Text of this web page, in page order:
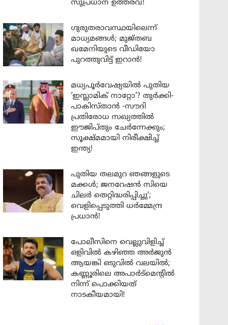
സുപ്രധാന ഉത്തരവ്!
ഗുരുതരാവസ്ഥയിലെന്ന്
മാധ്യമങ്ങൾ; മുജ്തബ
ഖമേനിയുടെ വീഡിയോ
പുറത്തുവിട്ട് ഇറാൻ!
മധ്യപൂർവേഷ്യയിൽ പുതിയ
‘ഇസ്ലാമിക് നാറ്റോ’? തുർക്കി-
പാകിസ്താൻ -സൗദി
പ്രതിരോധ സഖ്യത്തിൽ
ഈജിപ്തും ചേർന്നേക്കും;
സൂക്ഷ്മമായി നിരീക്ഷിച്ച്
ഇന്ത്യ!
പുതിയ തലമുറ ഞങ്ങളുടെ
മക്കൾ; ജനറേഷൻ സിയെ
ചിലർ തെറ്റിദ്ധരിപ്പിച്ചു’;
വെളിപ്പെടുത്തി ധർമ്മേന്ദ്ര
പ്രധാൻ!
പോലീസിനെ വെല്ലുവിളിച്ച്
ഒളിവിൽ കഴിഞ്ഞ അർജുൻ
ആയങ്കി ഒടുവിൽ വലയിൽ;
കണ്ണൂരിലെ അപാർട്മെന്റിൽ
നിന്ന് പൊക്കിയത്
നാടകീയമായി!